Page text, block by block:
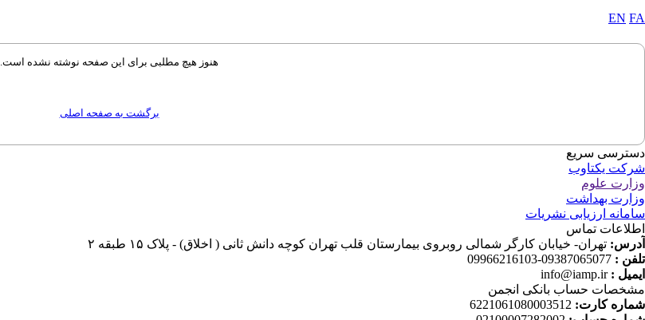
EN FA
هنوز هیچ مطلبی برای این صفحه نوشته نشده است.
برگشت به صفحه اصلی
دسترسی سریع
شرکت یکتاوب
وزارت علوم
وزارت بهداشت
سامانه ارزیابی نشریات
اطلاعات تماس
آدرس: تهران- خیابان کارگر شمالی روبروی بیمارستان قلب تهران کوچه دانش ثانی ( اخلاق) - پلاک ۱۵ طبقه ۲
تلفن : 09387065077-09966216103
ایمیل :info@iamp.ir
مشخصات حساب بانکی انجمن
شماره کارت: 6221061080003512